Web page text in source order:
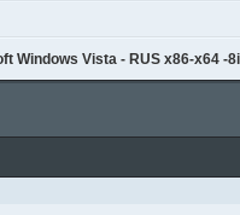
Windows Vista - RUS x86-x64 -